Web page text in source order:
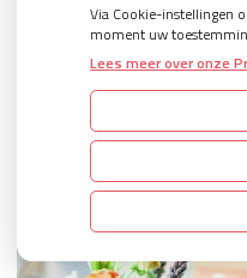
Via Cookie-instellingen
moment uw
Lees meer over onze